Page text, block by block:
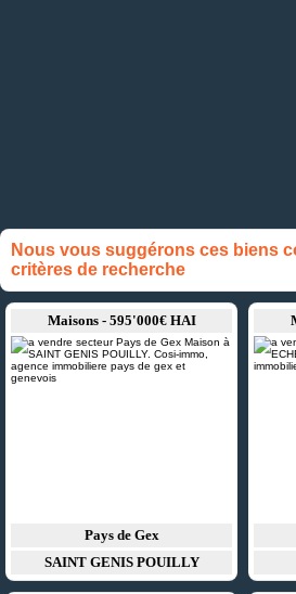
Nous vous suggérons ces biens
critères de recherche
Maisons - 595'000€ HAI
Pays de Gex
SAINT GENIS POUILLY